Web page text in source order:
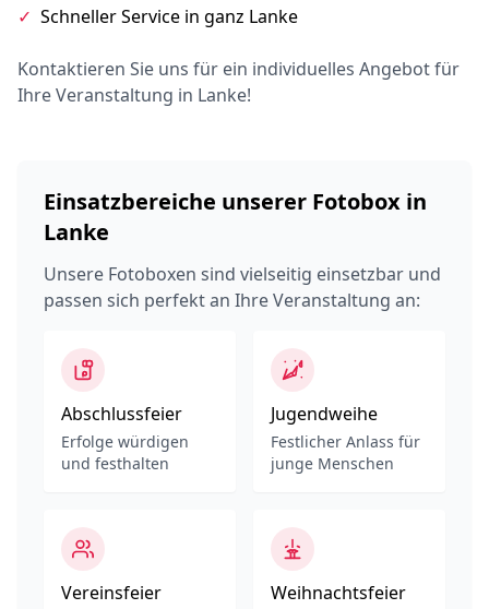
✓ Schneller Service in ganz Lanke
Kontaktieren Sie uns für ein individuelles Angebot für
Ihre Veranstaltung in Lanke!
Einsatzbereiche unserer Fotobox in
Lanke
Unsere Fotoboxen sind vielseitig einsetzbar und
passen sich perfekt an Ihre Veranstaltung an:
Abschlussfeier
Erfolge würdigen
und festhalten
Jugendweihe
Festlicher Anlass für
junge Menschen
Vereinsfeier Weihnachtsfeier